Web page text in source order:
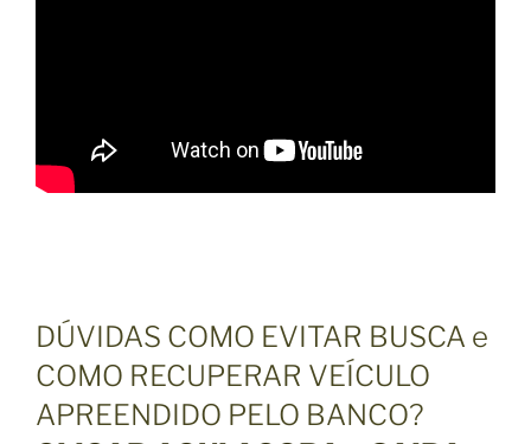
DÚVIDAS COMO EVITAR BUSCA e
COMO RECUPERAR VEÍCULO
APREENDIDO PELO BANCO?